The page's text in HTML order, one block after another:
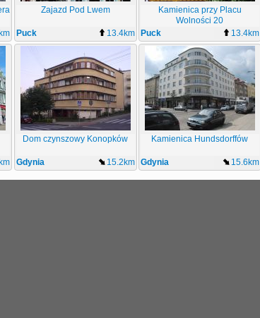
Zajazd Pod Lwem
Puck 13.4km
Kamienica przy Placu
Wolności 20
Puck
13.4km
Dom czynszowy Konopków
Gdynia 15.2km
Kamienica Hundsdorffów
Gdynia 15.6km